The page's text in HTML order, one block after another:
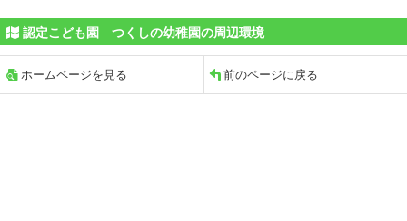
認定こども園 つくしの幼稚園の周辺環境
ホームページを見る 前のページに戻る